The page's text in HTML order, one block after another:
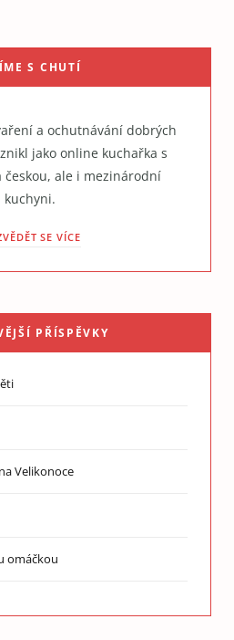
S CHUTÍ
a ochutnávání dobrých
jako online kuchařka s
českou, ale i mezinárodní
kuchyni.
SE VÍCE
PŘÍSPĚVKY
Velikonoce
omáčkou